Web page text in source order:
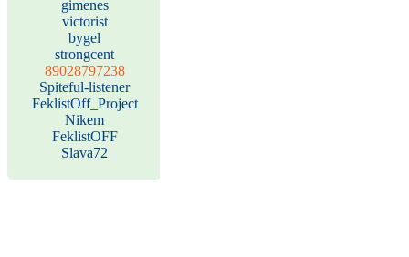
gimenes
victorist
bygel
strongcent
89028797238
Spiteful-listener
FeklistOff_Project
Nikem
FeklistOFF
Slava72